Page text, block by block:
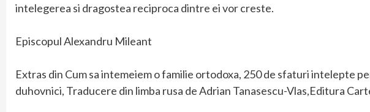
intelegerea si dragostea reciproca dintre ei vor creste.
Episcopul Alexandru Mileant
Extras din Cum sa intemeiem o familie ortodoxa, 250 de sfaturi intelepte
duhovnici, Traducere din limba rusa de Adrian Tanasescu-Vlas,Editura